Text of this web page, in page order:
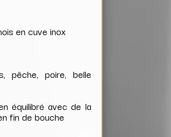
en cuve inox
pêche, poire, belle
équilibré avec de la
fin de bouche